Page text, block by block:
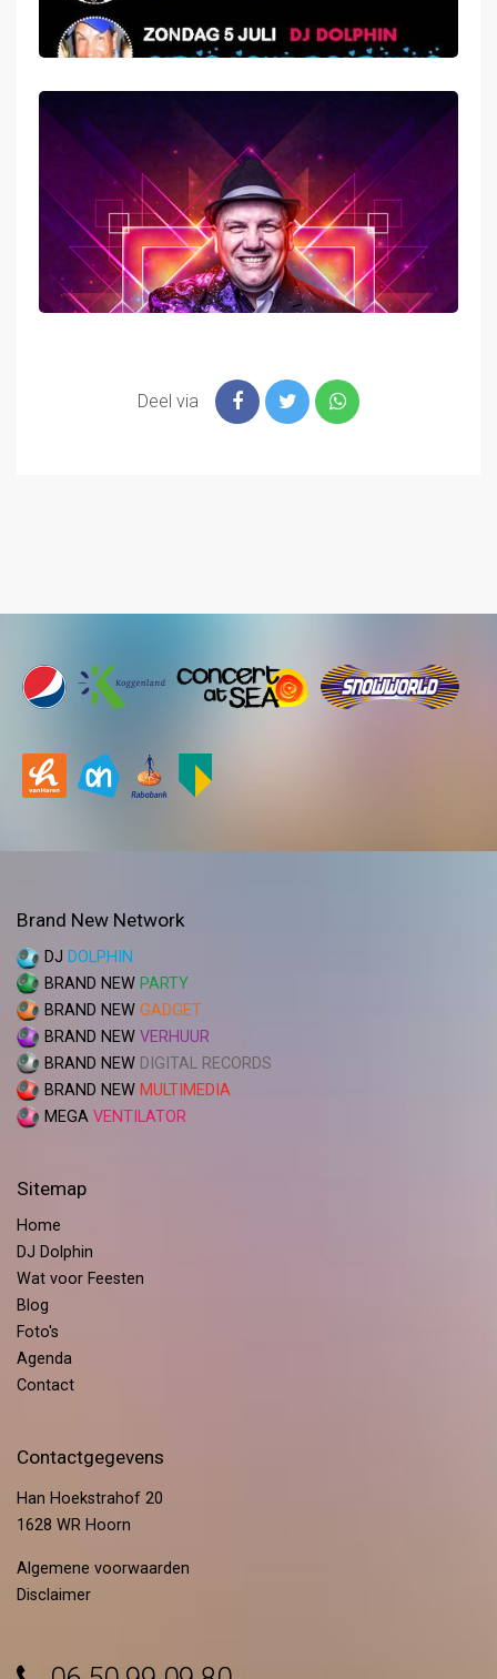
Deel via
Brand New Network
DJ DOLPHIN
BRAND NEW PARTY
BRAND NEW GADGET
BRAND NEW VERHUUR
BRAND NEW DIGITAL RECORDS
BRAND NEW MULTIMEDIA
MEGA VENTILATOR
Sitemap
Home
DJ Dolphin
Wat voor Feesten
Blog
Foto's
Agenda
Contact
Contactgegevens
Han Hoekstrahof 20
1628 WR Hoorn
Algemene voorwaarden
Disclaimer